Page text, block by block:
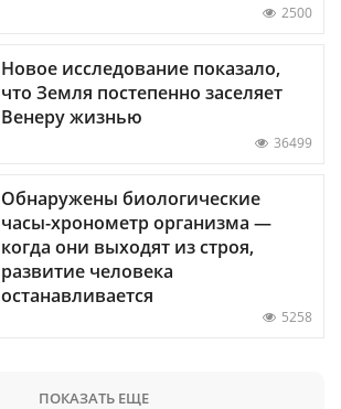
2500
Новое исследование показало,
что Земля постепенно заселяет
Венеру жизнью
36499
Обнаружены биологические
часы-хронометр организма —
когда они выходят из строя,
развитие человека
останавливается
5258
ПОКАЗАТЬ ЕЩЕ